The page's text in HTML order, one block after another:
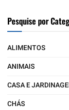
Pesquise por
ALIMENTOS
ANIMAIS
CASA E
CHÁS